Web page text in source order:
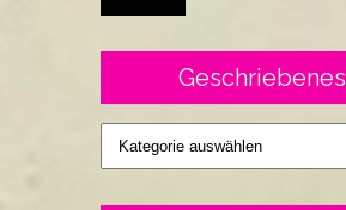
Geschriebenes
Geschriebenes